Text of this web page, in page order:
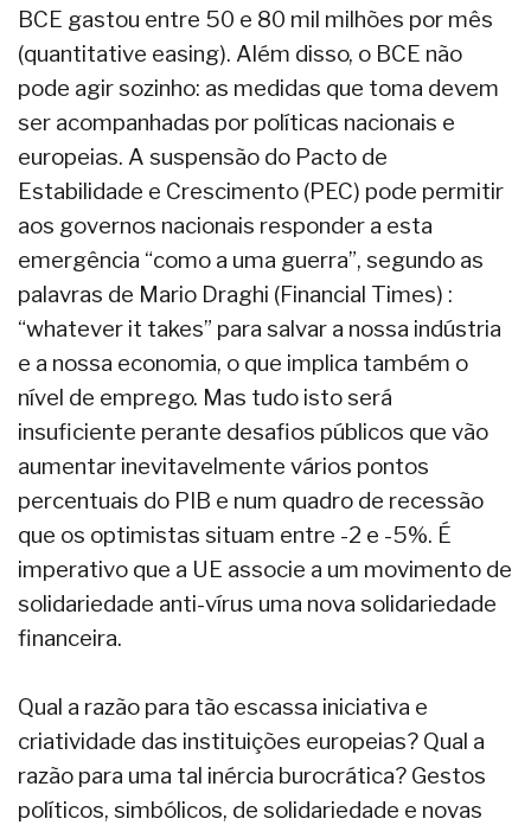
BCE gastou entre 50 e 80 mil milhões por mês
(quantitative easing). Além disso, o BCE não
pode agir sozinho: as medidas que toma devem
ser acompanhadas por políticas nacionais e
europeias. A suspensão do Pacto de
Estabilidade e Crescimento (PEC) pode permitir
aos governos nacionais responder a esta
emergência “como a uma guerra”, segundo as
palavras de Mario Draghi (Financial Times) :
“whatever it takes” para salvar a nossa indústria
e a nossa economia, o que implica também o
nível de emprego. Mas tudo isto será
insuficiente perante desafios públicos que vão
aumentar inevitavelmente vários pontos
percentuais do PIB e num quadro de recessão
que os optimistas situam entre -2 e -5%. É
imperativo que a UE associe a um movimento de
solidariedade anti-vírus uma nova solidariedade
financeira.
Qual a razão para tão escassa iniciativa e
criatividade das instituições europeias? Qual a
razão para uma tal inércia burocrática? Gestos
políticos, simbólicos, de solidariedade e novas